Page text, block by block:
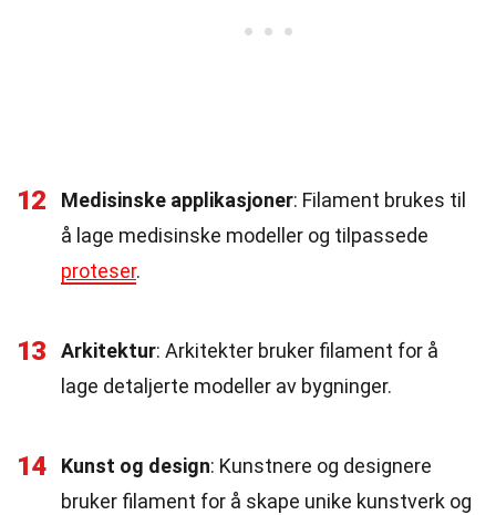
12 Medisinske applikasjoner: Filament brukes til
å lage medisinske modeller og tilpassede
proteser.
13 Arkitektur: Arkitekter bruker filament for å
lage detaljerte modeller av bygninger.
14 Kunst og design: Kunstnere og designere
bruker filament for å skape unike kunstverk og